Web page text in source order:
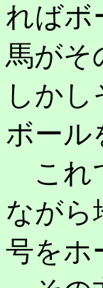
ればボ
馬がそ
しか
ボール
これ
ながら
号をホ